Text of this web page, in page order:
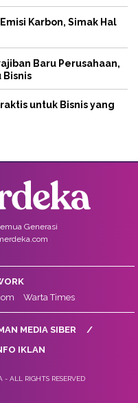
Karbon, Simak Hal
Baru Perusahaan,
Bisnis
untuk Bisnis yang
Generasi
Warta Times
MEDIA SIBER
IKLAN
- ALL RIGHTS RESERVED